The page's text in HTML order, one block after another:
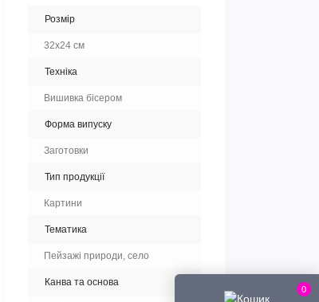
0
Розмір
32х24 см
Техніка
Вишивка бісером
Форма випуску
Заготовки
Тип продукції
Картини
Тематика
Пейзажі природи, село
Канва та основа